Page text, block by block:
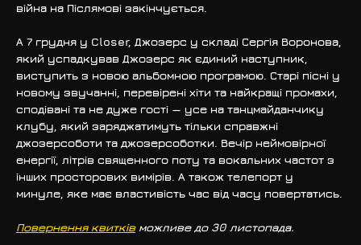
війна на Післямові закінчується.
А 7 грудня у Closer, Джозерс у складі Сергія Воронова,
який успадкував Джозерс як єдиний наступник,
виступить з новою альбомною програмою. Старі пісні у
новому звучанні, перевірені хіти та найкращі промахи,
сподівані та не дуже гості — усе на танцмайданчику
клубу, який заряджатимуть тільки справжні
джозерсоботи та джозерсоботки. Вечір неймовірної
енергії, літрів священного поту та вокальних частот з
інших просторових вимірів. А також телепорт у
минуле, яке має властивість час від часу повертатись.
Повернення квитків можливе до 30 листопада.